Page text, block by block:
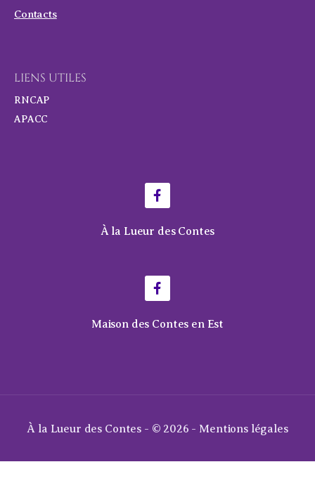
Contacts
LIENS UTILES
RNCAP
APACC
À la Lueur des Contes
Maison des Contes en Est
À la Lueur des Contes - © 2026 - Mentions légales